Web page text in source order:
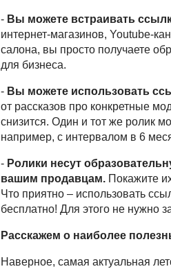
- Вы можете встраивать
интернет-магазинов, Youtube-
салона, вы просто получаете
для бизнеса.
- Вы можете использовать
от рассказов про конкретные
снизится. Один и тот же ролик
например, с интервалом в 6
- Ролики несут
вашим продавцам. Покажите
Что приятно – использовать
бесплатно! Для этого не нужно
Расскажем о наиболее
Наверное, самая актуальная